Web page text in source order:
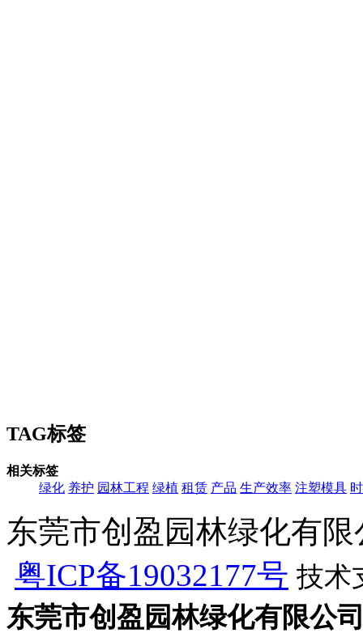
TAG标签
相关标签
绿化 养护 园林工程 绿植 租赁 产品 生产效率 注塑模具
东莞市创盈园林绿化有
粤ICP备19032177号 技术
东莞市创盈园林绿化有限公